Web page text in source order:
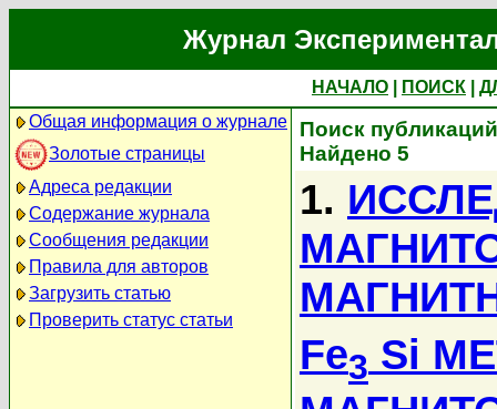
Журнал
НАЧАЛО ПОИСК
Общая информация о журнале
Золотые страницы
Адреса редакции
Содержание журнала
Сообщения редакции
Правила для авторов
Загрузить статью
Проверить статус статьи
Поиск
Найдено 5
1.
Fe3 Si